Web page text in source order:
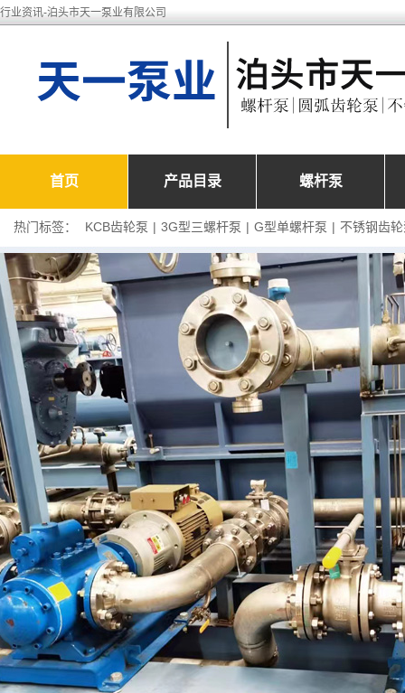
行业资讯-泊头市天一泵业有限公司
首页 产品目录 螺杆泵
热门标签： KCB齿轮泵 | 3G型三螺杆泵 | G型单螺杆泵 | 不锈钢齿